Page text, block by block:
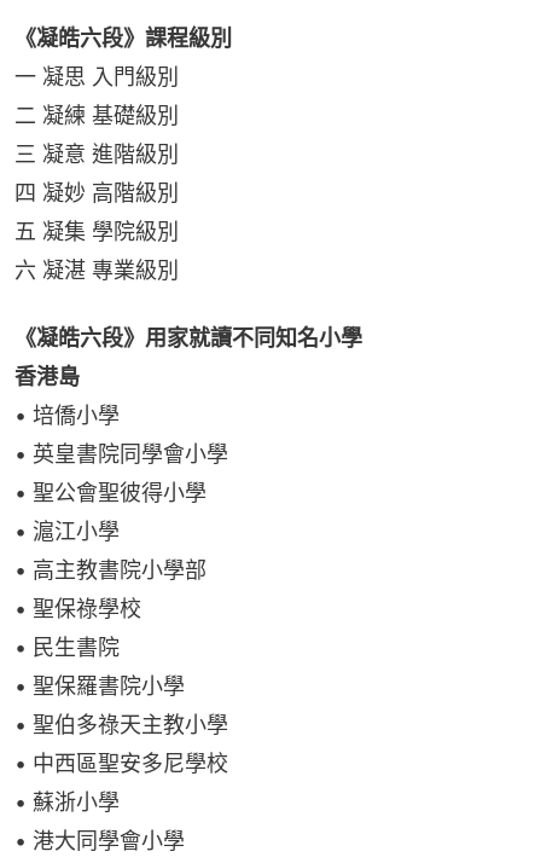
《凝皓六段》課程級別
一 凝思 入門級別
二 凝練 基礎級別
三 凝意 進階級別
四 凝妙 高階級別
五 凝集 學院級別
六 凝湛 專業級別
《凝皓六段》用家就讀不同知名小學
香港島
• 培僑小學
• 英皇書院同學會小學
• 聖公會聖彼得小學
• 滬江小學
• 高主教書院小學部
• 聖保祿學校
• 民生書院
• 聖保羅書院小學
• 聖伯多祿天主教小學
• 中西區聖安多尼學校
• 蘇浙小學
• 港大同學會小學